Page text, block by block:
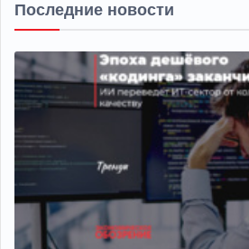
Последние новости